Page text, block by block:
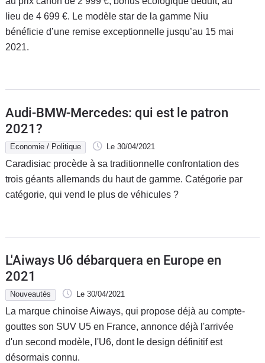
lieu de 4 699 €. Le modèle star de la gamme Niu
bénéficie d’une remise exceptionnelle jusqu’au 15 mai
2021.
Audi-BMW-Mercedes: qui est le patron
2021?
Economie / Politique Le 30/04/2021
Caradisiac procède à sa traditionnelle confrontation des
trois géants allemands du haut de gamme. Catégorie par
catégorie, qui vend le plus de véhicules ?
L'Aiways U6 débarquera en Europe en
2021
Nouveautés Le 30/04/2021
La marque chinoise Aiways, qui propose déjà au compte-
gouttes son SUV U5 en France, annonce déjà l'arrivée
d'un second modèle, l'U6, dont le design définitif est
désormais connu.